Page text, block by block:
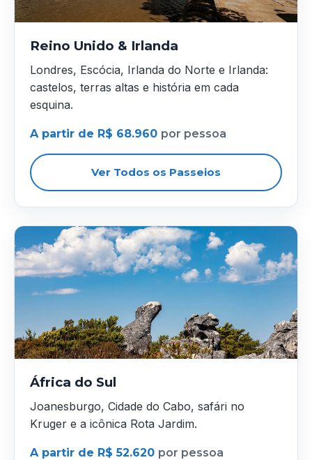
Reino Unido & Irlanda
Londres, Escócia, Irlanda do Norte e Irlanda:
castelos, terras altas e história em cada
esquina.
A partir de R$ 68.960 por pessoa
Ver Todos os Passeios
África do Sul
Joanesburgo, Cidade do Cabo, safári no
Kruger e a icônica Rota Jardim.
A partir de R$ 52.620 por pessoa